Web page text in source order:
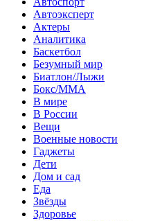
Автоэксперт
Актеры
Аналитика
Баскетбол
Безумный мир
Биатлон/Лыжи
Бокс/MMA
В мире
В России
Вещи
Военные новости
Гаджеты
Дети
Дом и сад
Еда
Звёзды
Здоровье